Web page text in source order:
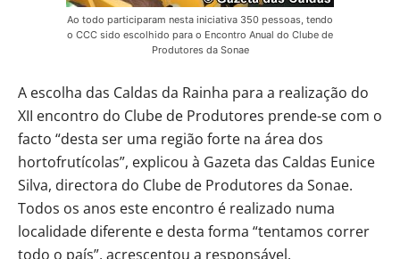
Ao todo participaram nesta iniciativa 350 pessoas, tendo
o CCC sido escolhido para o Encontro Anual do Clube de
Produtores da Sonae
A escolha das Caldas da Rainha para a realização do
XII encontro do Clube de Produtores prende-se com o
facto “desta ser uma região forte na área dos
hortofrutícolas”, explicou à Gazeta das Caldas Eunice
Silva, directora do Clube de Produtores da Sonae.
Todos os anos este encontro é realizado numa
localidade diferente e desta forma “tentamos correr
todo o país”, acrescentou a responsável.